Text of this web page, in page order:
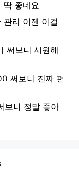
딱 좋네요
관리 이젠 이걸
써보니 시원해
써보니 진짜 편
보니 정말 좋아